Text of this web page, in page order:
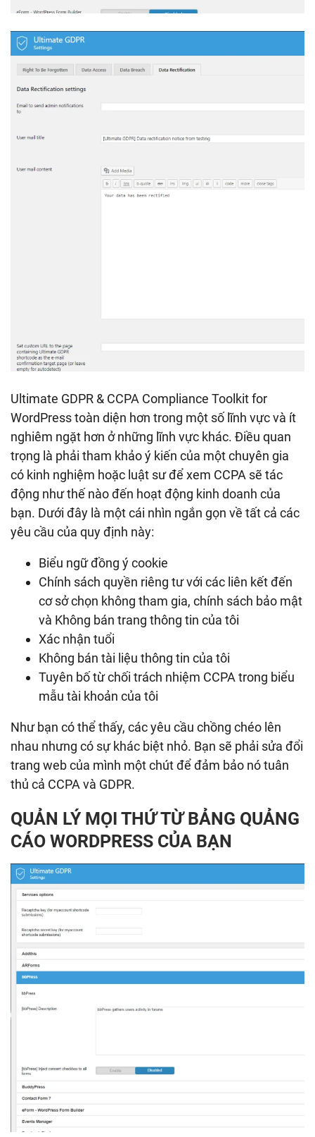
Ultimate GDPR & CCPA Compliance Toolkit for
WordPress toàn diện hơn trong một số lĩnh vực và ít
nghiêm ngặt hơn ở những lĩnh vực khác. Điều quan
trọng là phải tham khảo ý kiến ​​của một chuyên gia
có kinh nghiệm hoặc luật sư để xem CCPA sẽ tác
động như thế nào đến hoạt động kinh doanh của
bạn. Dưới đây là một cái nhìn ngắn gọn về tất cả các
yêu cầu của quy định này:
Biểu ngữ đồng ý cookie
Chính sách quyền riêng tư với các liên kết đến
cơ sở chọn không tham gia, chính sách bảo mật
và Không bán trang thông tin của tôi
Xác nhận tuổi
Không bán tài liệu thông tin của tôi
Tuyên bố từ chối trách nhiệm CCPA trong biểu
mẫu tài khoản của tôi
Như bạn có thể thấy, các yêu cầu chồng chéo lên
nhau nhưng có sự khác biệt nhỏ. Bạn sẽ phải sửa đổi
trang web của mình một chút để đảm bảo nó tuân
thủ cả CCPA và GDPR.
QUẢN LÝ MỌI THỨ TỪ BẢNG QUẢNG
CÁO WORDPRESS CỦA BẠN